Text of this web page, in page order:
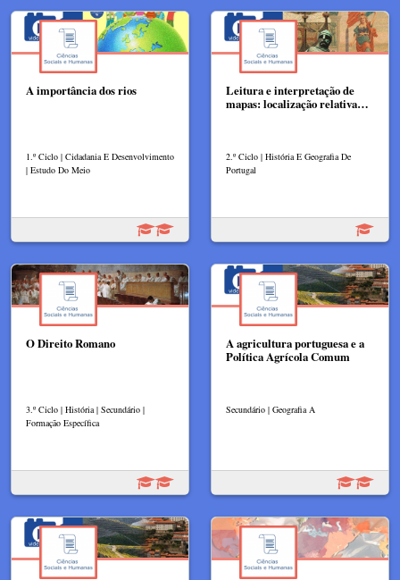
A importância dos rios
1.º Ciclo | Cidadania E Desenvolvimento
| Estudo Do Meio
Leitura e interpretação de
mapas: localização relativa…
2.º Ciclo | História E Geografia De
Portugal
O Direito Romano
3.º Ciclo | História | Secundário |
Formação Específica
A agricultura portuguesa e a
Política Agrícola Comum
Secundário | Geografia A